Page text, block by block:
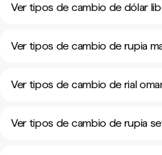
Ver tipos de cambio de dólar
Ver tipos de cambio de rupia
Ver tipos de cambio de rial
Ver tipos de cambio de rupia